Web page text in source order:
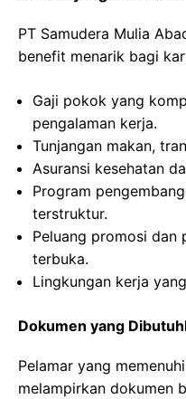
PT Samudera Mulia
benefit menarik bagi
Gaji pokok yang
pengalaman kerja.
Tunjangan makan,
Asuransi kesehatan
Program
terstruktur.
Peluang promosi dan
terbuka.
Lingkungan kerja
Dokumen yang
Pelamar yang
melampirkan dokumen